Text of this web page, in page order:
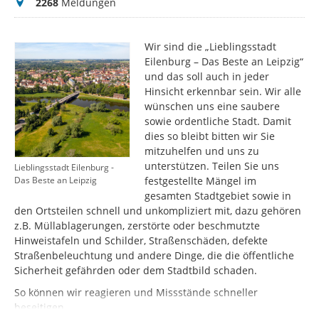
Lieblingsstadt Eilenburg -
Das Beste an Leipzig
Wir sind die „Lieblingsstadt
Eilenburg – Das Beste an Leipzig“
und das soll auch in jeder
Hinsicht erkennbar sein. Wir alle
wünschen uns eine saubere
sowie ordentliche Stadt. Damit
dies so bleibt bitten wir Sie
mitzuhelfen und uns zu
unterstützen. Teilen Sie uns
festgestellte Mängel im
gesamten Stadtgebiet sowie in
den Ortsteilen schnell und unkompliziert mit, dazu gehören
z.B. Müllablagerungen, zerstörte oder beschmutzte
Hinweistafeln und Schilder, Straßenschäden, defekte
Straßenbeleuchtung und andere Dinge, die die öffentliche
Sicherheit gefährden oder dem Stadtbild schaden.
So können wir reagieren und Missstände schneller